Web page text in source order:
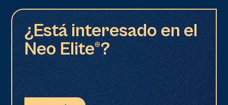
¿Está interesado en el
Neo Elite®?